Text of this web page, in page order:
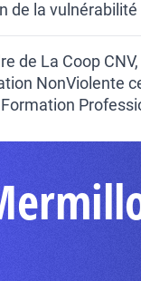
de la vulnérabilité
de La Coop
NonViolente